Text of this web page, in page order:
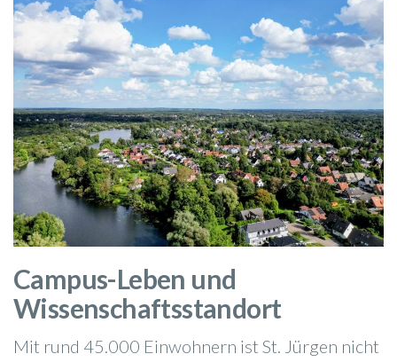
Campus-Leben und
Wissenschaftsstandort
Mit rund 45.000 Einwohnern ist St. Jürgen nicht